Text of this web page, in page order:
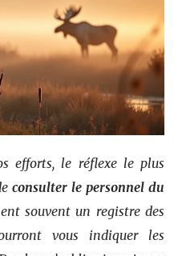
efforts, le réflexe le plus
consulter le personnel du
souvent un registre des
vous indiquer les